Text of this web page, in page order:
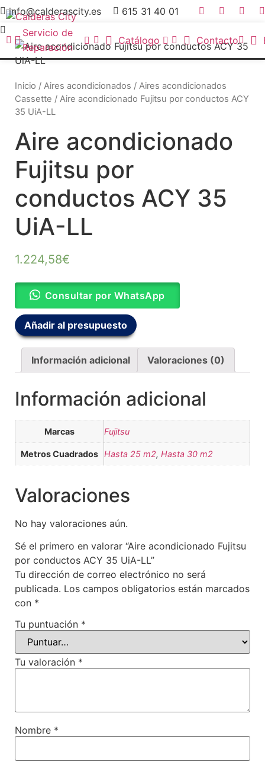
info@calderascity.es
615 31 40 01
Servicio de
Reparación
Catálogo Contacto
Inicio / Aires acondicionados / Aires acondicionados
Cassette / Aire acondicionado Fujitsu por conductos ACY
35 UiA-LL
Aire acondicionado
Fujitsu por
conductos ACY 35
UiA-LL
1.224,58€
Consultar por WhatsApp
Añadir al presupuesto
Información adicional Valoraciones (0)
Información adicional
Marcas Fujitsu
Metros Cuadrados Hasta 25 m2, Hasta 30 m2
Valoraciones
No hay valoraciones aún.
Sé el primero en valorar “Aire acondicionado Fujitsu
por conductos ACY 35 UiA-LL”
Tu dirección de correo electrónico no será
publicada. Los campos obligatorios están marcados
con *
Tu puntuación *
Tu valoración *
Nombre *